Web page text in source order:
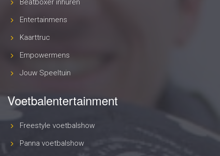
Beatboxer inhuren
Entertainmens
Kaarttruc
Empowermens
Jouw Speeltuin
Voetbalentertainment
Freestyle voetbalshow
Panna voetbalshow